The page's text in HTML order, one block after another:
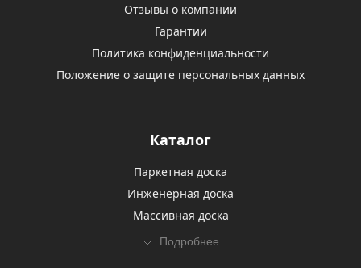
Отзывы о компании
Гарантии
Политика конфиденциальности
Положение о защите персональных данных
Каталог
Паркетная доска
Инженерная доска
Массивная доска
Подробнее